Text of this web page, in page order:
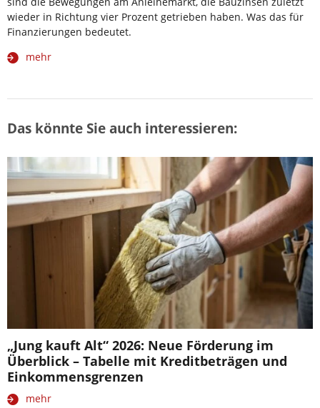
wieder in Richtung vier Prozent getrieben haben. Was das für
Finanzierungen bedeutet.
mehr
Das könnte Sie auch interessieren:
„Jung kauft Alt“ 2026: Neue Förderung im
Überblick – Tabelle mit Kreditbeträgen und
Einkommensgrenzen
mehr